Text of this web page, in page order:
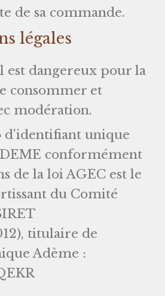
de sa commande.
légales
est dangereux pour la
consommer et
modération.
unique
conformément
de la loi AGEC est le
du Comité
titulaire de
Adème :